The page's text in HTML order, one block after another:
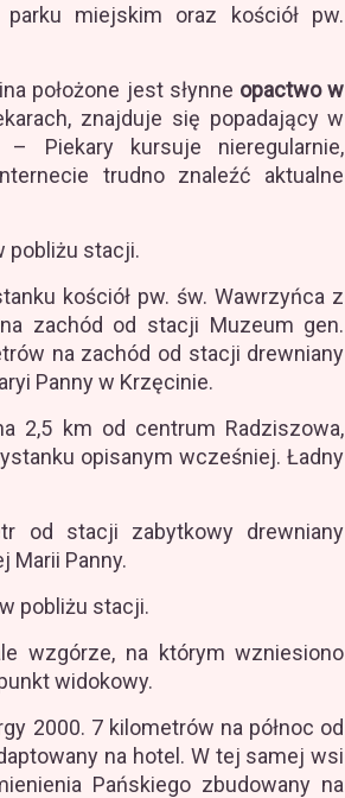
parku miejskim oraz kościół pw.
położone jest słynne opactwo w
znajduje się popadający w
Piekary kursuje nieregularnie,
trudno znaleźć aktualne
pobliżu stacji.
kościół pw. św. Wawrzyńca z
zachód od stacji Muzeum gen.
na zachód od stacji drewniany
Panny w Krzęcinie.
2,5 km od centrum Radziszowa,
opisanym wcześniej. Ładny
od stacji zabytkowy drewniany
Marii Panny.
pobliżu stacji.
wzgórze, na którym wzniesiono
widokowy.
2000. 7 kilometrów na północ od
na hotel. W tej samej wsi
Pańskiego zbudowany na